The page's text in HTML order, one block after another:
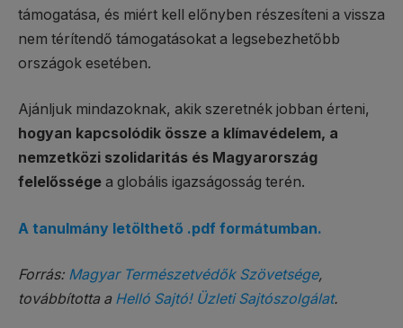
támogatása, és miért kell előnyben részesíteni a vissza
nem térítendő támogatásokat a legsebezhetőbb
országok esetében.
Ajánljuk mindazoknak, akik szeretnék jobban érteni,
hogyan kapcsolódik össze a klímavédelem, a
nemzetközi szolidaritás és Magyarország
felelőssége a globális igazságosság terén.
A tanulmány letölthető .pdf formátumban.
Forrás: Magyar Természetvédők Szövetsége,
továbbította a Helló Sajtó! Üzleti Sajtószolgálat.